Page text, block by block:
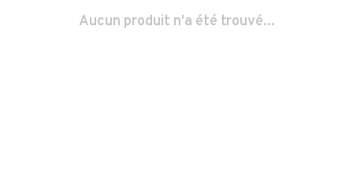
Aucun produit n'a été trouvé...